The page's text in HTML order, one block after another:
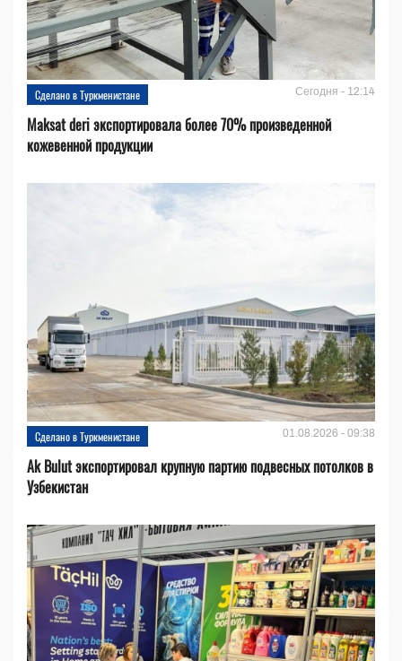
Сделано в Туркменистане Сегодня - 12:14
Maksat deri экспортировала более 70% произведенной
кожевенной продукции
Сделано в Туркменистане 01.08.2026 - 09:38
Ak Bulut экспортировал крупную партию подвесных потолков в
Узбекистан